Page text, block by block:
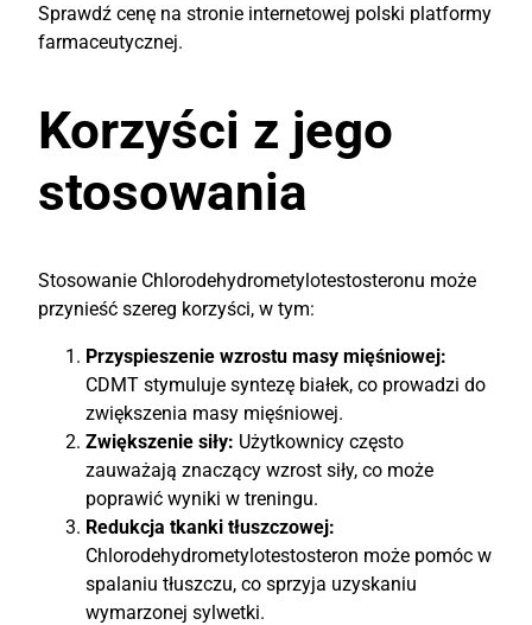
Sprawdź cenę na stronie internetowej polski platformy
farmaceutycznej.
Korzyści z jego
stosowania
Stosowanie Chlorodehydrometylotestosteronu może
przynieść szereg korzyści, w tym:
Przyspieszenie wzrostu masy mięśniowej:
CDMT stymuluje syntezę białek, co prowadzi do
zwiększenia masy mięśniowej.
Zwiększenie siły: Użytkownicy często
zauważają znaczący wzrost siły, co może
poprawić wyniki w treningu.
Redukcja tkanki tłuszczowej:
Chlorodehydrometylotestosteron może pomóc w
spalaniu tłuszczu, co sprzyja uzyskaniu
wymarzonej sylwetki.